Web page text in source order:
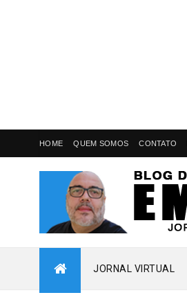
HOME QUEM SOMOS CONTATO
JORNAL VIRTUAL